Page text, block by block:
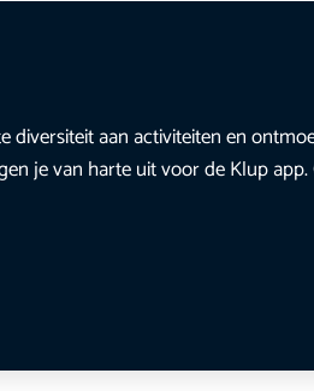
aan activiteiten en
je van harte uit voor de Klup